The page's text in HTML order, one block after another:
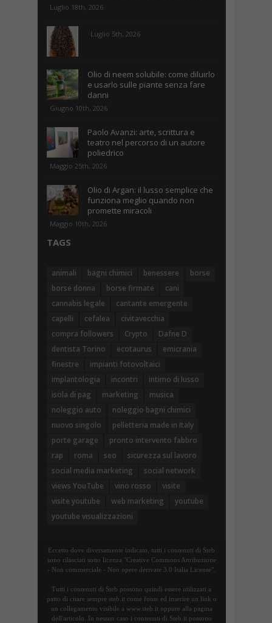
Luglio 18th, 2026
Luglio 5th, 2026
Olio di neem solubile: come diluirlo
e usarlo sulle piante senza fare
danni
Giugno 10th, 2026
Paolo Avanzi: arte, scrittura e
teatro nel percorso di un autore
poliedrico
Maggio 25th, 2026
Olio di Argan: il lusso semplice che
funziona meglio quando non
promette miracoli
Maggio 10th, 2026
TAGS
animali bagni chimici benessere
borse
borse donna
borse firmate
cani
cannabis legale
cantante emergente
capelli
cefalea
civitavecchia
compra followers
Crypto
Dafne D
dentista Torino
ecotaurus
emicrania
finestre
impianti fotovoltaici
implantologia
incontri
intimo di lusso
isola di pag
marketing
musica
noleggio auto
noleggio bagni chimici
nuovo singolo
pelletteria made in Italy
porte garage
pronto intervento fabbro
rap
roma seo
sicurezza sul lavoro
social media marketing
social network
views YouTube
vino rosso
visite
visite youtube
web marketing
youtube
youtube visualizzazioni
Eccetto dove diversamente indicato, tutti i contenuti di Steb
sono rilasciati sotto licenza "Creative Commons Attribuzione
- Non commerciale - Non opere derivate 3.0 Italia License".
Tutti i contenuti di Steb possono quindi essere utilizzati a
patto di citare sempre steb.it come fonte ed inserire un link o
un collegamento visibile a www.steb.it oppure alla pagina
dell'articolo. In nessun caso i contenuti di Steb.it possono